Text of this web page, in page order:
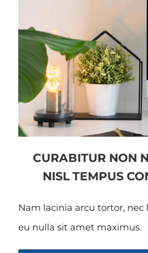
CURABITUR NON
NISL TEMPUS
Nam lacinia arcu tortor,
eu nulla sit amet maximus.